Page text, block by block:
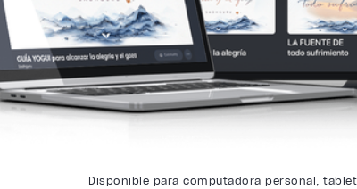
Disponible para computadora personal,